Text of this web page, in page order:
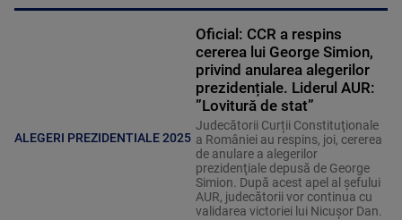
ALEGERI PREZIDENTIALE 2025
Oficial: CCR a respins
cererea lui George Simion,
privind anularea alegerilor
prezidențiale. Liderul AUR:
”Lovitură de stat”
Judecătorii Curții Constituţionale
a României au respins, joi, cererea
de anulare a alegerilor
prezidenţiale depusă de George
Simion. După acest apel al șefului
AUR, judecătorii vor continua cu
validarea victoriei lui Nicușor Dan.